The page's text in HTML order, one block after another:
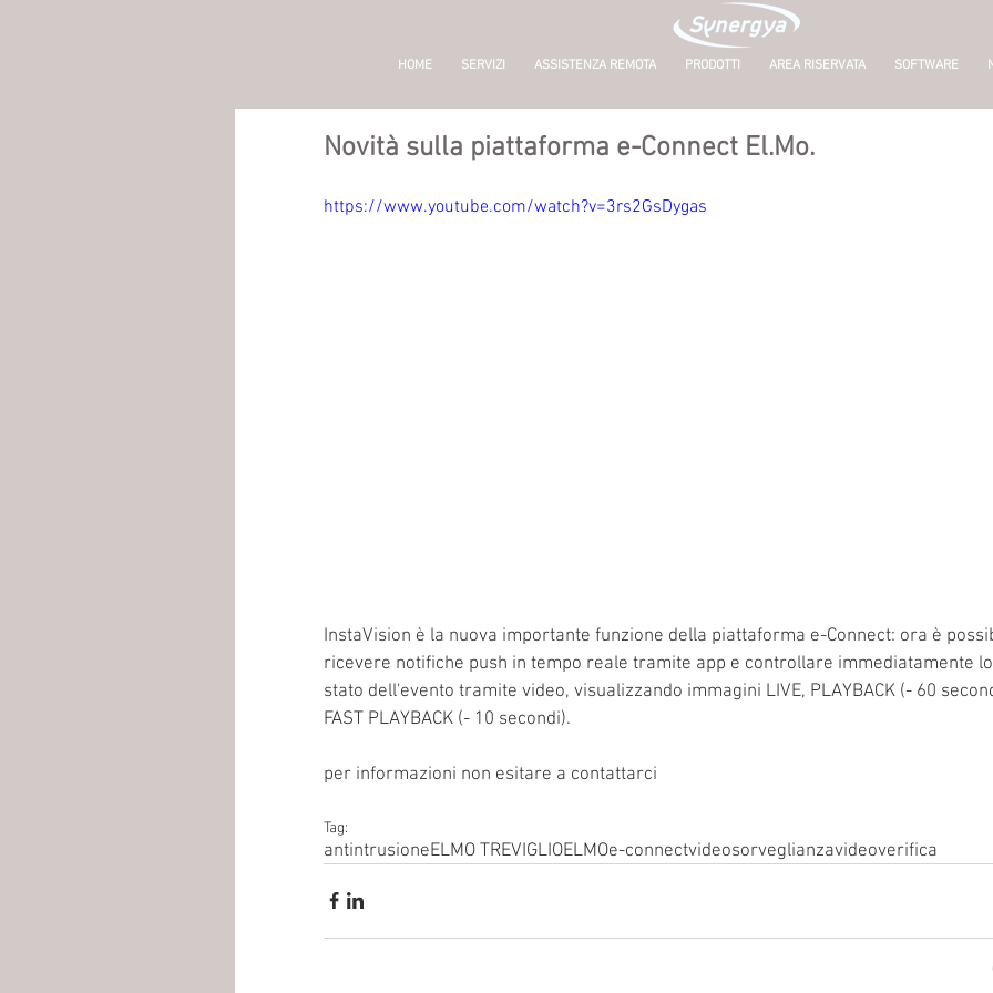
HOME SERVIZI ASSISTENZA REMOTA PRODOTTI AREA RISERVATA SOFTWARE
Novità sulla piattaforma e-Connect El.Mo.
https://www.youtube.com/watch?v=3rs2GsDygas
InstaVision è la nuova importante funzione della piattaforma e-Connect: ora è
ricevere notifiche push in tempo reale tramite app e controllare immediatamente lo
stato dell'evento tramite video, visualizzando immagini LIVE, PLAYBACK (- 60
FAST PLAYBACK (- 10 secondi).
per informazioni non esitare a contattarci
Tag:
antintrusioneELMO TREVIGLIOELMOe-connectvideosorveglianzavideoverifica